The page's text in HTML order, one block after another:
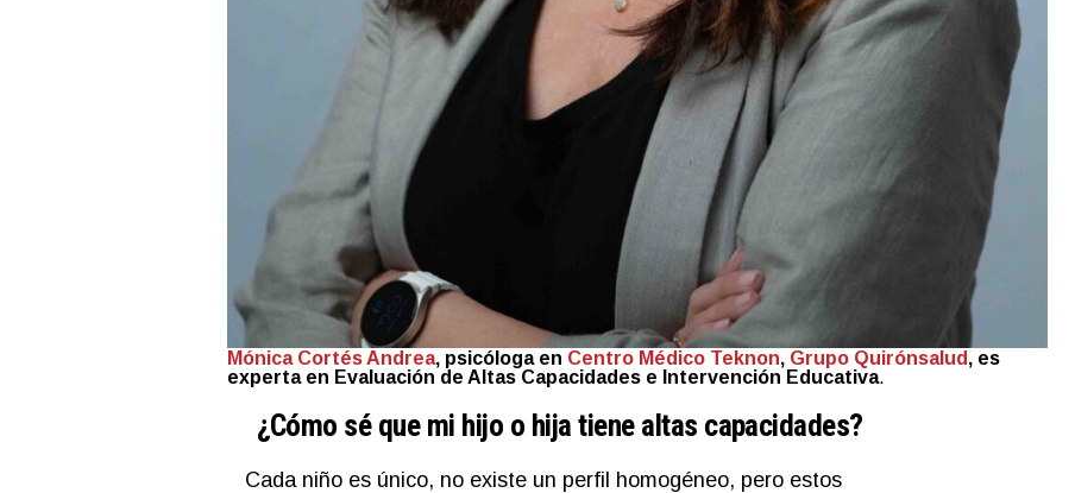
Mónica Cortés Andrea, psicóloga en Centro Médico Teknon, Grupo Quirónsalud , es
experta en Evaluación de Altas Capacidades e Intervención Educativa.
¿Cómo sé que mi hijo o hija tiene altas capacidades?
Cada niño es único, no existe un perfil homogéneo, pero estos